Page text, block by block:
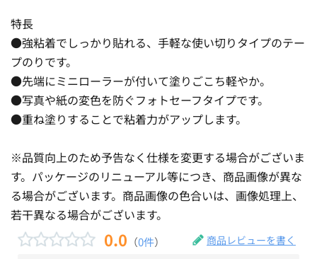
特長
●強粘着でしっかり貼れる、手軽な使い切りタイプのテー
プのりです。
●先端にミニローラーが付いて塗りごこち軽やか。
●写真や紙の変色を防ぐフォトセーフタイプです。
●重ね塗りすることで粘着力がアップします。
※品質向上のため予告なく仕様を変更する場合がございま
す。パッケージのリニューアル等につき、商品画像が異な
る場合がございます。商品画像の色合いは、画像処理上、
若干異なる場合がございます。
0.0 （0件） 商品レビューを書く